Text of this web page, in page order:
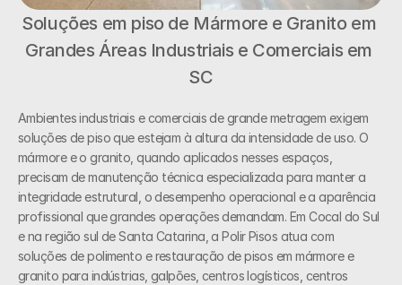
Soluções em piso de Mármore e Granito em
Grandes Áreas Industriais e Comerciais em
SC
Ambientes industriais e comerciais de grande metragem exigem
soluções de piso que estejam à altura da intensidade de uso. O
mármore e o granito, quando aplicados nesses espaços,
precisam de manutenção técnica especializada para manter a
integridade estrutural, o desempenho operacional e a aparência
profissional que grandes operações demandam. Em Cocal do Sul
e na região sul de Santa Catarina, a Polir Pisos atua com
soluções de polimento e restauração de pisos em mármore e
granito para indústrias, galpões, centros logísticos, centros